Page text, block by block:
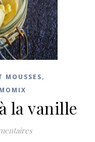
MOUSSES,
la vanille